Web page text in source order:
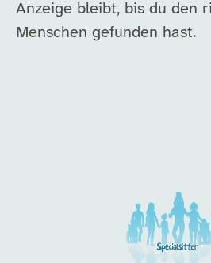
Anzeige bleibt, bis du den
Menschen gefunden hast.
Unsere